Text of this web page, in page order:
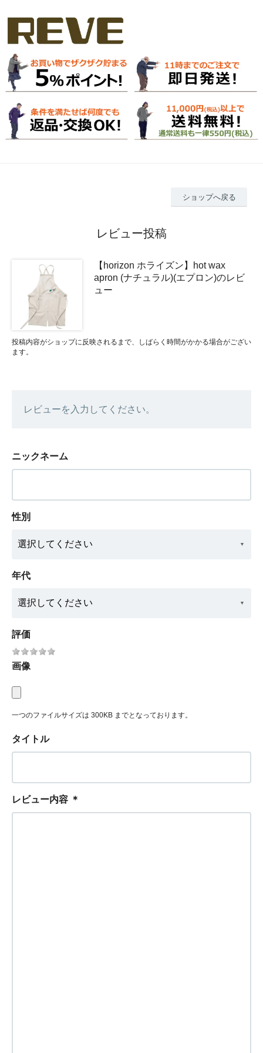
ショップへ戻る
レビュー投稿
【horizon ホライズン】hot wax
apron (ナチュラル)(エプロン)のレビ
ュー
投稿内容がショップに反映されるまで、しばらく時間がかかる場合がござい
ます。
レビューを入力してください。
ニックネーム
性別
年代
評価
画像
一つのファイルサイズは 300KB までとなっております。
タイトル
レビュー内容 ＊